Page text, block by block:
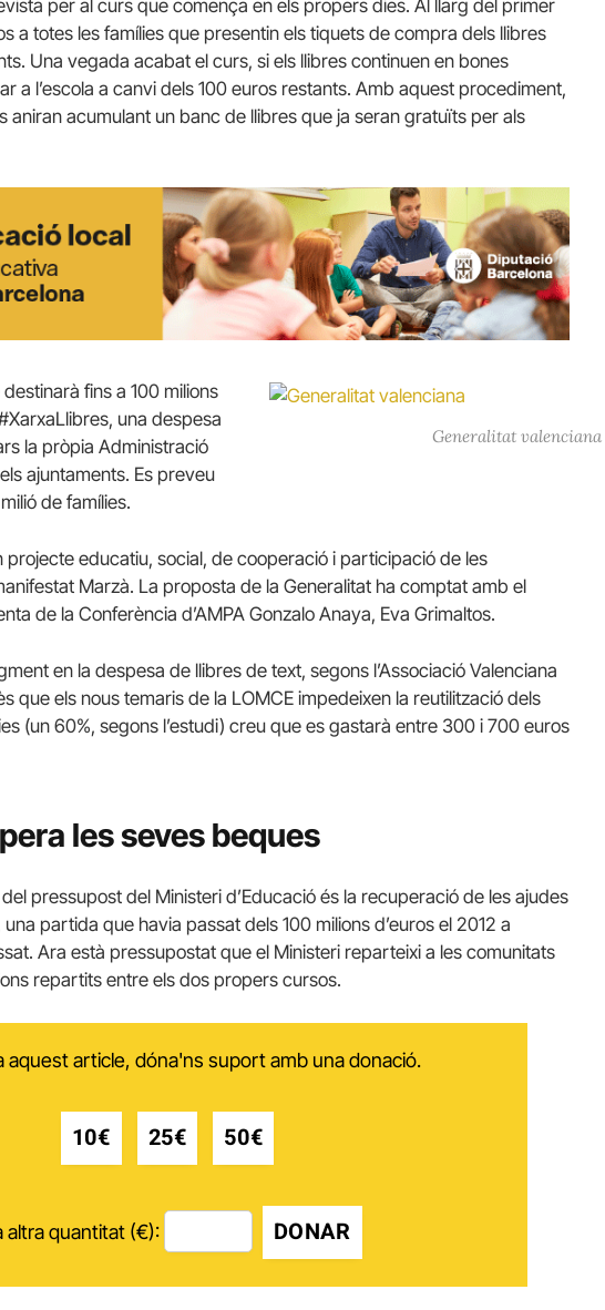
per al curs que comença en els propers dies. Al llarg del primer
a totes les famílies que presentin els tiquets de compra dels llibres
Una vegada acabat el curs, si els llibres continuen en bones
a l’escola a canvi dels 100 euros restants. Amb aquest procediment,
aniran acumulant un banc de llibres que ja seran gratuïts per als
Generalitat valenciana
fins a 100 milions
una despesa
la pròpia Administració
ajuntaments. Es preveu
de famílies.
projecte educatiu, social, de cooperació i participació de les
Marzà. La proposta de la Generalitat ha comptat amb el
de la Conferència d’AMPA Gonzalo Anaya, Eva Grimaltos.
en la despesa de llibres de text, segons l’Associació Valenciana
que els nous temaris de la LOMCE impedeixen la reutilització dels
(un 60%, segons l’estudi) creu que es gastarà entre 300 i 700 euros
les seves beques
pressupost del Ministeri d’Educació és la recuperació de les ajudes
partida que havia passat dels 100 milions d’euros el 2012 a
Ara està pressupostat que el Ministeri reparteixi a les comunitats
repartits entre els dos propers cursos.
aquest article, dóna'ns suport amb una donació.
10€ 25€ 50€
altra quantitat (€): DONAR